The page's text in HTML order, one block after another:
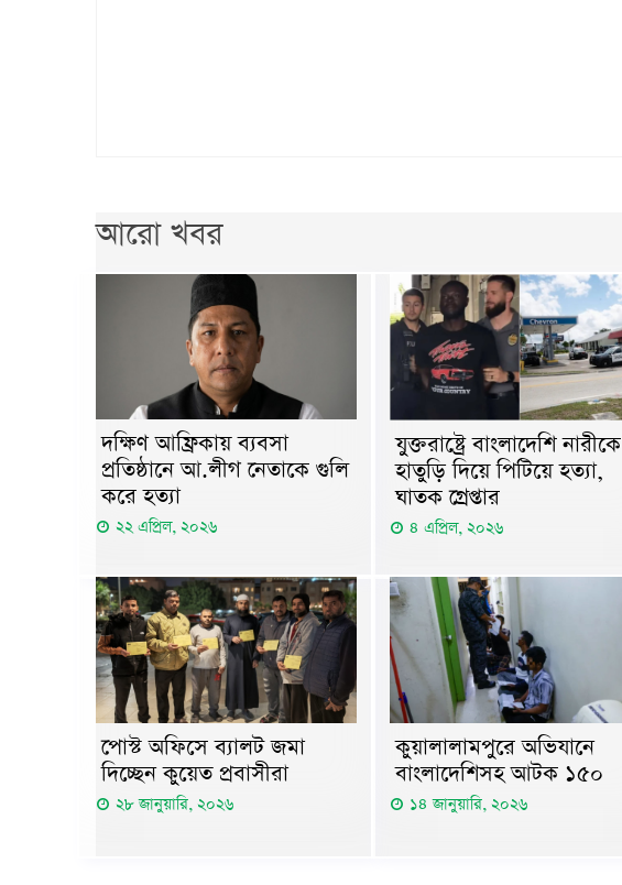
আরো খবর
দক্ষিণ আফ্রিকায় ব্যবসা
প্রতিষ্ঠানে আ.লীগ নেতাকে গুলি
করে হত্যা
২২ এপ্রিল, ২০২৬
যুক্তরাষ্ট্রে বাংলাদেশি নারীকে
হাতুড়ি দিয়ে পিটিয়ে হত্যা,
ঘাতক গ্রেপ্তার
৪ এপ্রিল, ২০২৬
পোস্ট অফিসে ব্যালট জমা
দিচ্ছেন কুয়েত প্রবাসীরা
২৮ জানুয়ারি, ২০২৬
কুয়ালালামপুরে অভিযানে
বাংলাদেশিসহ আটক ১৫০
১৪ জানুয়ারি, ২০২৬